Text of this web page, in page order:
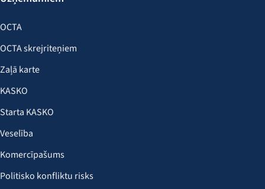
OCTA
OCTA skrejriteņiem
Zaļā karte
KASKO
Starta KASKO
Veselība
Komercīpašums
Politisko konfliktu risks